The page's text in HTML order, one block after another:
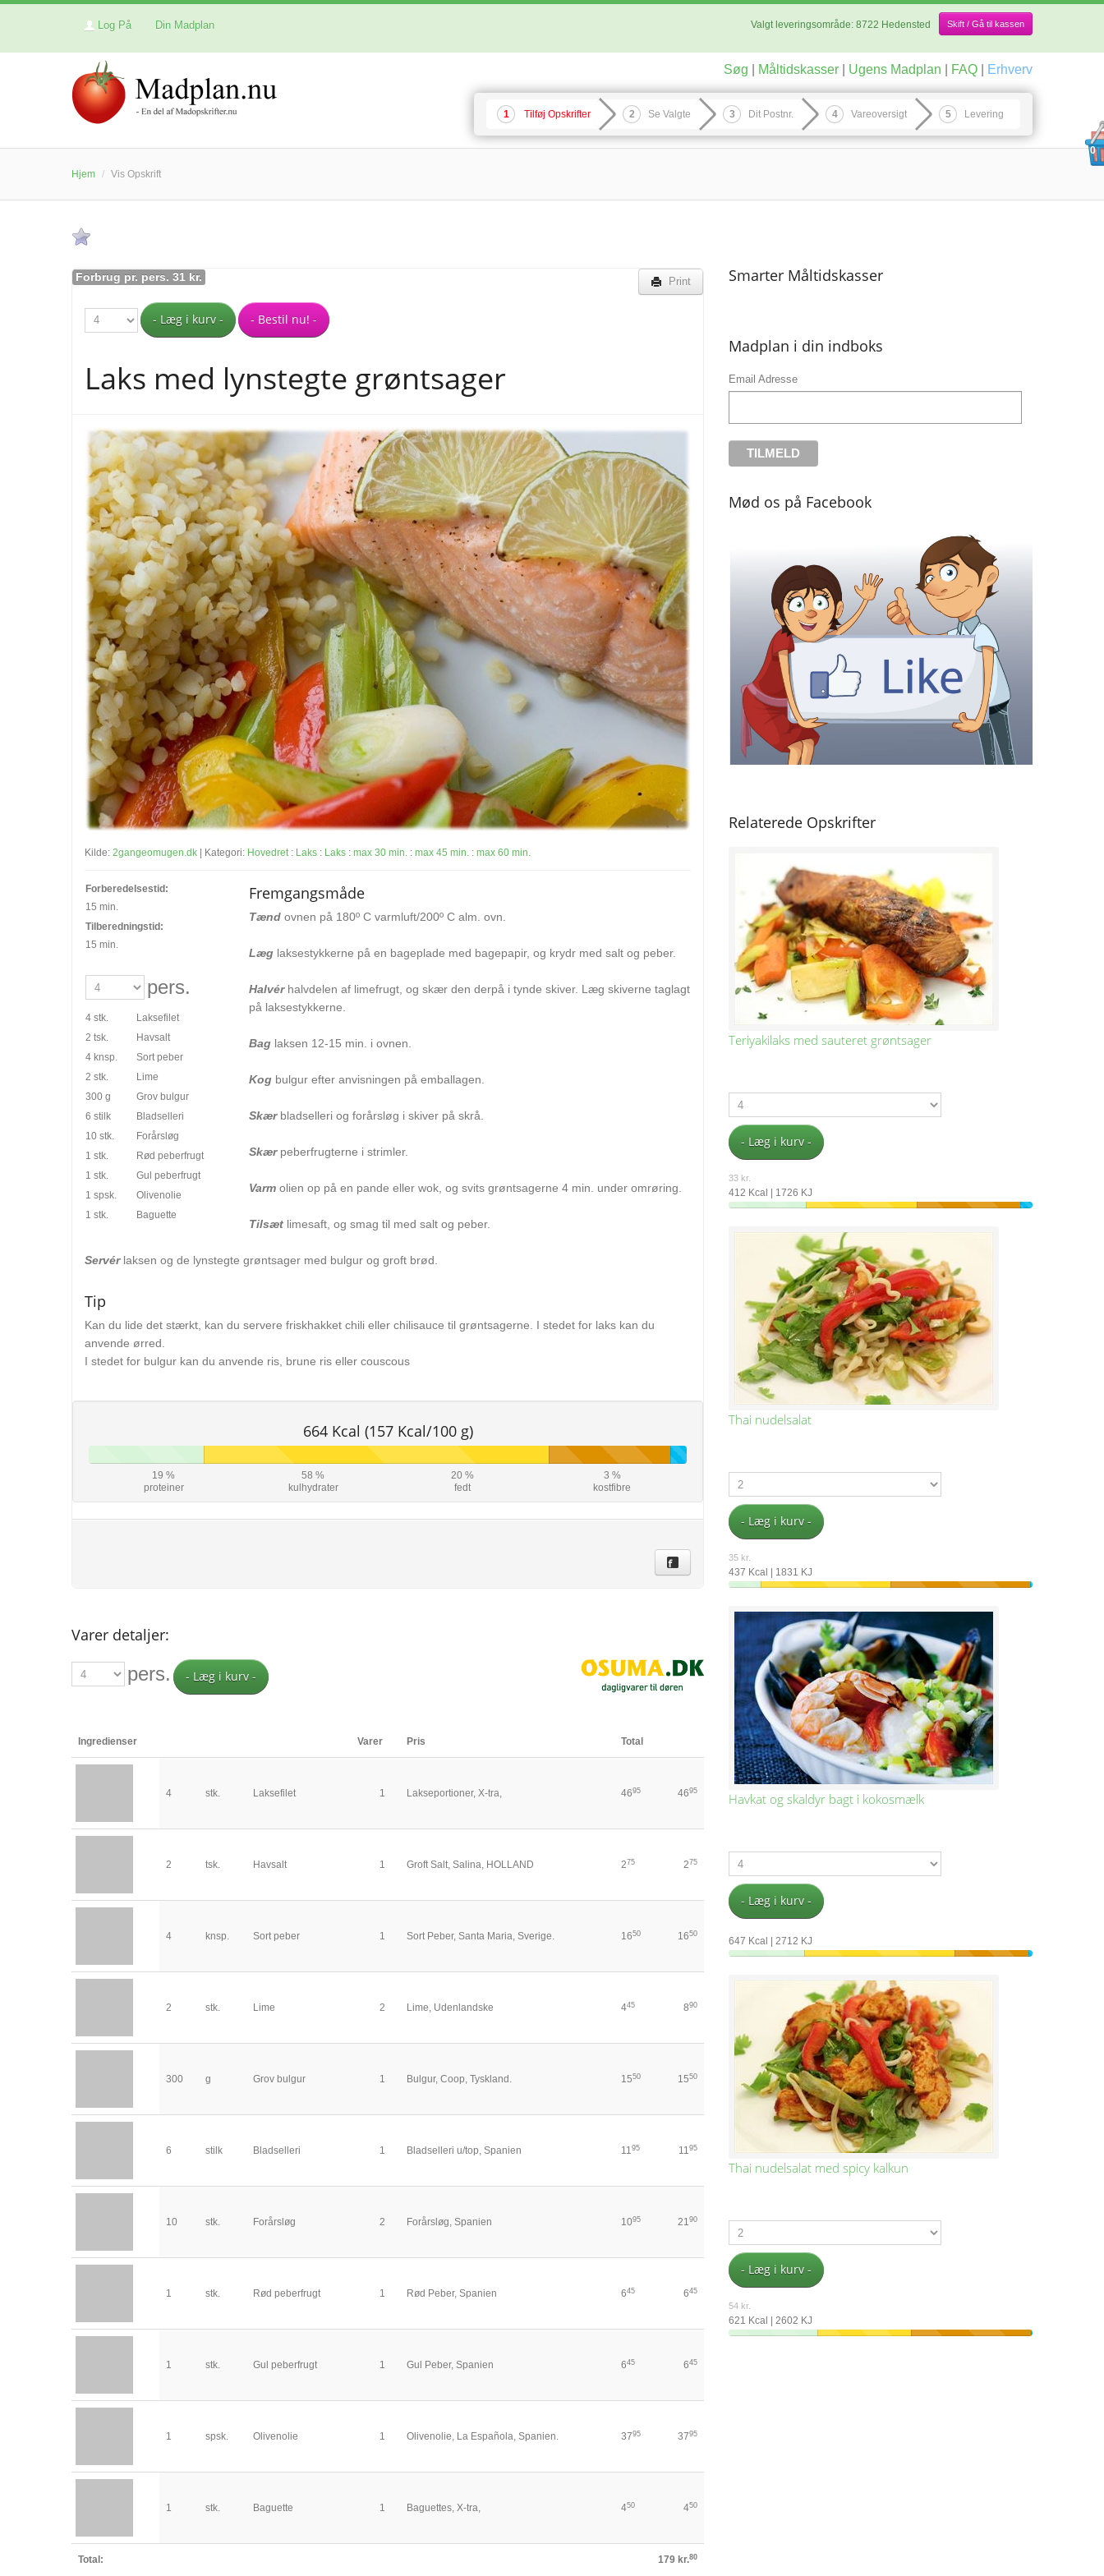
0
Log På Din Madplan Valgt leveringsområde: 8722 Hedensted Skift / Gå til kassen
Søg Måltidskasser Ugens Madplan FAQ Erhverv
Tilføj Opskrifter Se Valgte Dit Postnr. Vareoversigt Levering
Hjem / Vis Opskrift
Forbrug pr. pers. 31 kr. Print
- Læg i kurv - - Bestil nu! -
Laks med lynstegte grøntsager
Kilde: 2gangeomugen.dk | Kategori: Hovedret: Laks : Laks : max 30 min. : max 45 min. : max 60 min.
Forberedelsestid:
15 min.
Tilberedningstid:
15 min.
pers.
4 stk.
Laksefilet
2 tsk.
Havsalt
4 knsp.
Sort peber
2 stk.
Lime
300 g
Grov bulgur
6 stilk
Bladselleri
10 stk.
Forårsløg
1 stk.
Rød peberfrugt
1 stk.
Gul peberfrugt
1 spsk.
Olivenolie
1 stk.
Baguette
Fremgangsmåde
Tænd ovnen på 180º C varmluft/200º C alm. ovn.
Læg laksestykkerne på en bageplade med bagepapir, og krydr med salt og peber.
Halvérhalvdelen af limefrugt, og skær den derpå i tynde skiver. Læg skiverne taglagt
på laksestykkerne.
Bag laksen 12-15 min. i ovnen.
Kog bulgur efter anvisningen på emballagen.
Skærbladselleri og forårsløg i skiver på skrå.
Skærpeberfrugterne i strimler.
Varm olien op på en pande eller wok, og svits grøntsagerne 4 min. under omrøring.
Tilsæt limesaft, og smag til med salt og peber.
Servérlaksen og de lynstegte grøntsager med bulgur og groft brød.
Tip
Kan du lide det stærkt, kan du servere friskhakket chili eller chilisauce til grøntsagerne. I stedet for laks kan du
anvende ørred.
I stedet for bulgur kan du anvende ris, brune ris eller couscous
664 Kcal (157 Kcal/100 g)
19 %
proteiner
58 %
kulhydrater
20 %
fedt
3 %
kostfibre
Varer detaljer:
pers. - Læg i kurv -
Ingredienser Varer Pris Total
4 stk. Laksefilet 1 Lakseportioner, X-tra, 4695 4695
2 tsk. Havsalt 1 Groft Salt, Salina, HOLLAND 275 275
4 knsp. Sort peber 1 Sort Peber, Santa Maria, Sverige. 1650 1650
2 stk. Lime 2 Lime, Udenlandske 445 890
300 g Grov bulgur 1 Bulgur, Coop, Tyskland. 1550 1550
6 stilk Bladselleri 1 Bladselleri u/top, Spanien 1195 1195
10 stk. Forårsløg 2 Forårsløg, Spanien 1095 2190
1 stk. Rød peberfrugt 1 Rød Peber, Spanien 645 645
1 stk. Gul peberfrugt 1 Gul Peber, Spanien 645 645
1 spsk. Olivenolie 1 Olivenolie, La Española, Spanien. 3795 3795
1 stk. Baguette 1 Baguettes, X-tra, 450 450
Total: 179 kr.80
Smarter Måltidskasser
Madplan i din indboks
Email Adresse
Mød os på Facebook
Relaterede Opskrifter
Teriyakilaks med sauteret grøntsager
- Læg i kurv -
33 kr.
412 Kcal | 1726 KJ
Thai nudelsalat
- Læg i kurv -
35 kr.
437 Kcal | 1831 KJ
Havkat og skaldyr bagt i kokosmælk
- Læg i kurv -
647 Kcal | 2712 KJ
Thai nudelsalat med spicy kalkun
- Læg i kurv -
54 kr.
621 Kcal | 2602 KJ